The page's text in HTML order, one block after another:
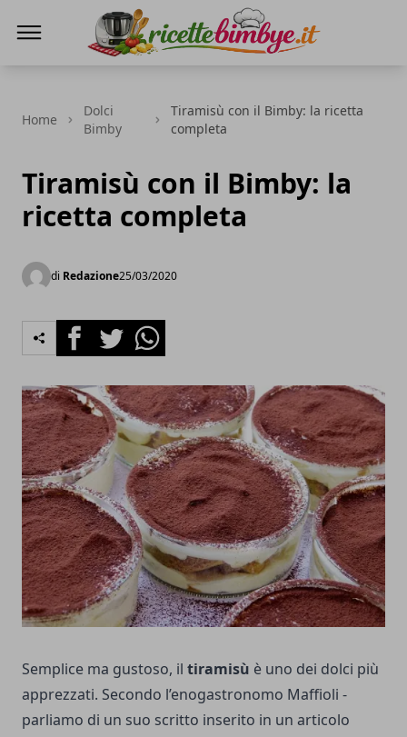
Home
Dolci
Bimby
Tiramisù con il Bimby: la ricetta
completa
Tiramisù con il Bimby: la
ricetta completa
di Redazione25/03/2020
FacebookTwitterWhatsapp
Semplice ma gustoso, il tiramisù è uno dei dolci più
apprezzati. Secondo l’enogastronomo Maffioli -
parliamo di un suo scritto inserito in un articolo